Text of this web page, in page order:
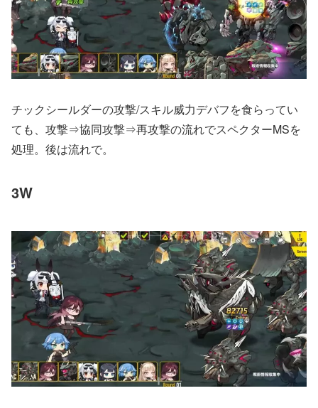
チックシールダーの攻撃/スキル威力デバフを食らってい
ても、攻撃⇒協同攻撃⇒再攻撃の流れでスペクターMSを
処理。後は流れで。
3W